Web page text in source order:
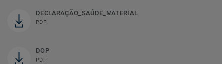
DECLARAÇÃO_SAÚDE_MATERIAL
PDF
DOP
PDF